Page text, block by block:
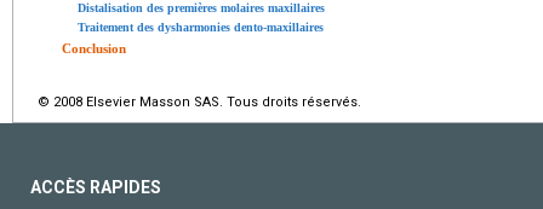
Distalisation des premières molaires maxillaires
Traitement des dysharmonies dento-maxillaires
Conclusion
© 2008 Elsevier Masson SAS. Tous droits réservés.
ACCÈS RAPIDES